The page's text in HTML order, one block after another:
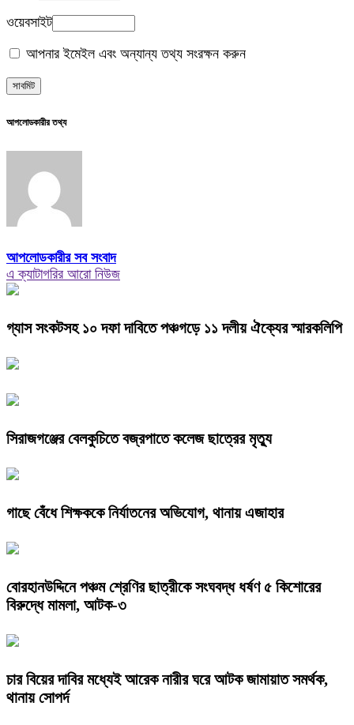
ওয়েবসাইট
আপনার ইমেইল এবং অন্যান্য তথ্য সংরক্ষন করুন
আপলোডকারীর তথ্য
আপলোডকারীর সব সংবাদ
এ ক্যাটাগরির আরো নিউজ
গ্যাস সংকটসহ ১০ দফা দাবিতে পঞ্চগড়ে ১১ দলীয় ঐক্যের স্মারকলিপি
সিরাজগঞ্জের বেলকুচিতে বজ্রপাতে কলেজ ছাত্রের মৃত্যু
গাছে বেঁধে শিক্ষককে নির্যাতনের অভিযোগ, থানায় এজাহার
বোরহানউদ্দিনে পঞ্চম শ্রেণির ছাত্রীকে সংঘবদ্ধ ধর্ষণ ৫ কিশোরের
বিরুদ্ধে মামলা, আটক-৩
চার বিয়ের দাবির মধ্যেই আরেক নারীর ঘরে আটক জামায়াত সমর্থক,
থানায় সোপর্দ